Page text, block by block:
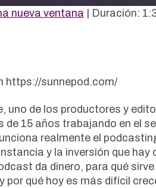
nueva ventana Duración:
https://sunnepod.com/
uno de los productores y
15 años trabajando en el
realmente el
y la inversión que hay
da dinero, para qué
por qué hoy es más difícil